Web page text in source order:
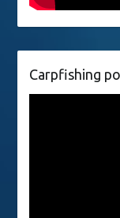
Carpfishing